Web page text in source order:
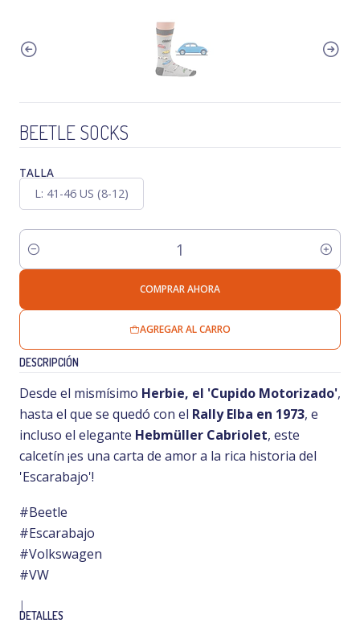
BEETLE SOCKS
TALLA
L: 41-46 US (8-12)
Cantidad
AGREGAR AL CARRO
COMPRAR AHORA
DESCRIPCIÓN
Desde el mismísimo Herbie, el 'Cupido Motorizado',
hasta el que se quedó con el Rally Elba en 1973, e
incluso el elegante Hebmüller Cabriolet, este
calcetín ¡es una carta de amor a la rica historia del
'Escarabajo'!
#Beetle
#Escarabajo
#Volkswagen
#VW
|
DETALLES